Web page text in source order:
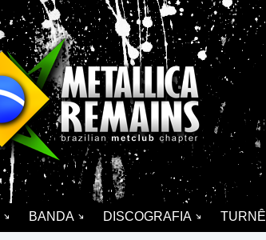
BANDA DISCOGRAFIA TURNÊ